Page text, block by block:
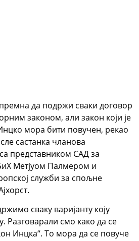
да подржи сваки договор
законом, али закон који је
мора бити повучен, рекао
састанка чланова
представником САД за
Метјуом Палмером и
служби за спољне
сваку варијанту коју
Разговарали смо како да се
Инцка“. То мора да се повуче